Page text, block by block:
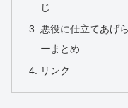
じ
悪役に仕立てあげ
ーまとめ
リンク